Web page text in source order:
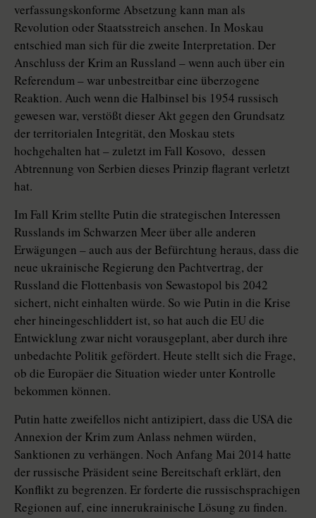
verfassungskonforme Absetzung kann man als
Revolution oder Staatsstreich ansehen. In Moskau
entschied man sich für die zweite Interpretation. Der
Anschluss der Krim an Russland – wenn auch über ein
Referendum – war unbestreitbar eine überzogene
Reaktion. Auch wenn die Halbinsel bis 1954 russisch
gewesen war, verstößt dieser Akt gegen den Grundsatz
der territorialen Integrität, den Moskau stets
hochgehalten hat – zuletzt im Fall Kosovo, dessen
Abtrennung von Serbien dieses Prinzip flagrant verletzt
hat.
Im Fall Krim stellte Putin die strategischen Interessen
Russlands im Schwarzen Meer über alle anderen
Erwägungen – auch aus der Befürchtung heraus, dass die
neue ukrainische Regierung den Pachtvertrag, der
Russland die Flottenbasis von Sewastopol bis 2042
sichert, nicht einhalten würde. So wie Putin in die Krise
eher hineingeschliddert ist, so hat auch die EU die
Entwicklung zwar nicht vorausgeplant, aber durch ihre
unbedachte Politik gefördert. Heute stellt sich die Frage,
ob die Europäer die Situation wieder unter Kontrolle
bekommen können.
Putin hatte zweifellos nicht antizipiert, dass die USA die
Annexion der Krim zum Anlass nehmen würden,
Sanktionen zu verhängen. Noch Anfang Mai 2014 hatte
der russische Präsident seine Bereitschaft erklärt, den
Konflikt zu begrenzen. Er forderte die russischsprachigen
Regionen auf, eine innerukrainische Lösung zu finden.